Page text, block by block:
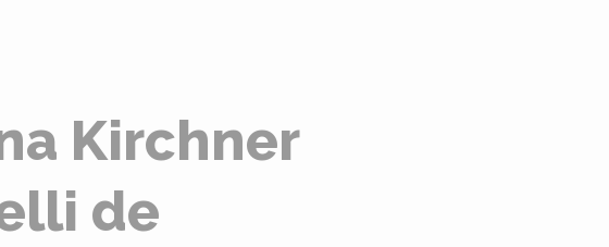
Kirchner
de